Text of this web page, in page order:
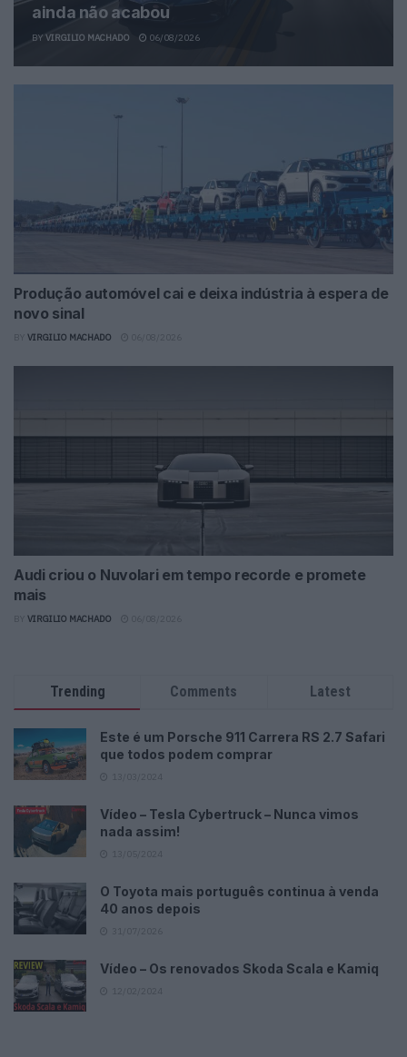
ainda não acabou
BY VIRGILIO MACHADO 06/08/2026
Produção automóvel cai e deixa indústria à espera de
novo sinal
VIRGILIO MACHADO
Audi criou o Nuvolari em tempo recorde e promete
mais
VIRGILIO MACHADO
Trending Comments Latest
Este é um Porsche 911 Carrera RS 2.7 Safari
que todos podem comprar
Vídeo – Tesla Cybertruck – Nunca vimos
nada assim!
O Toyota mais português continua à venda
40 anos depois
Vídeo – Os renovados Skoda Scala e Kamiq